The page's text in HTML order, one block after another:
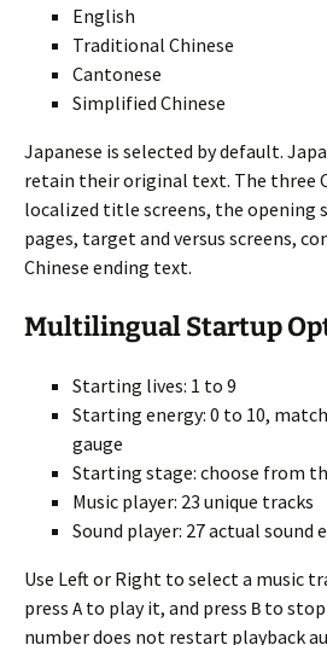
English
Traditional Chinese
Cantonese
Simplified Chinese
Japanese is selected by default.
retain their original text. The three
localized title screens, the opening
pages, target and versus screens,
Chinese ending text.
Multilingual Startup
Starting lives: 1 to 9
Starting energy: 0 to 10,
gauge
Starting stage: choose from
Music player: 23 unique tracks
Sound player: 27 actual sound
Use Left or Right to select a music
press A to play it, and press B to
number does not restart playback